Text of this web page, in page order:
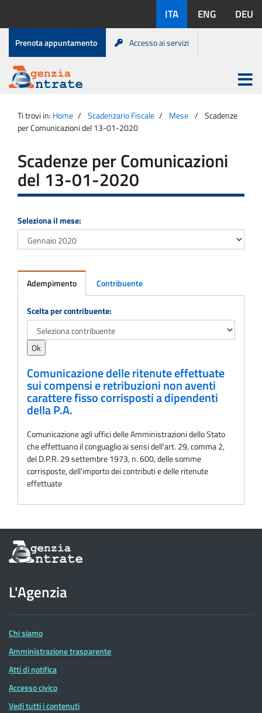
contenuto
disponibili:
ITA ENG DEU
Menu
di
servizio
Prenota appuntamento Accesso ai servizi
Agenzia
Entrate
Apri
menu
principale
Ti trovi in: Home Scadenzario Fiscale Mese
Scadenze
per Comunicazioni del 13-01-2020
Scadenze per Comunicazioni
del 13-01-2020
Seleziona il mese:
Adempimento Contribuente
Adempimento
Scelta per contribuente:
Comunicazione delle ritenute effettuate
sui compensi e retribuzioni non aventi
carattere fisso corrisposti a dipendenti
della P.A.
Comunicazione agli uffici delle Amministrazioni dello Stato
che effettuano il conguaglio ai sensi dell'art. 29, comma 2,
del D.P.R. 29 settembre 1973, n. 600, delle somme
corrisposte, dell'importo dei contributi e delle ritenute
effettuate
Informazioni
sul
dell'Agenzia
delle
Entrate
L'Agenzia
Chi siamo
Amministrazione trasparente
Atti di notifica
Accesso civico
Vedi tutti i contenuti